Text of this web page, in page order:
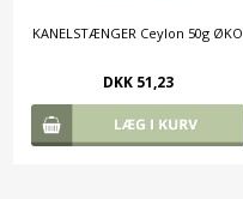
KANELSTÆNGER Ceylon 50g ØKO
DKK 51,23